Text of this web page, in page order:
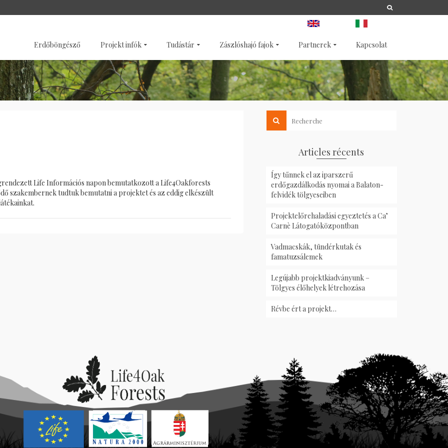
Erdőböngésző Projekt infók Tudástár Zászlóshajó fajok Partnerek Kapcsolat
Life Információs napon bemutatkozott a Life4Oakforests
szakembernek tudtuk bemutatni a projektet és az eddig elkészült
Articles récents
Így tűnnek el az iparszerű
erdőgazdálkodás nyomai a Balaton-
felvidék tölgyeseiben
Projektelőrehaladási egyeztetés a Ca’
Carnè Látogatóközpontban
Vadmacskák, tündérkutak és
famatuzsálemek
Legújabb projektkiadványunk –
Tölgyes élőhelyek létrehozása
Révbe ért a projekt…